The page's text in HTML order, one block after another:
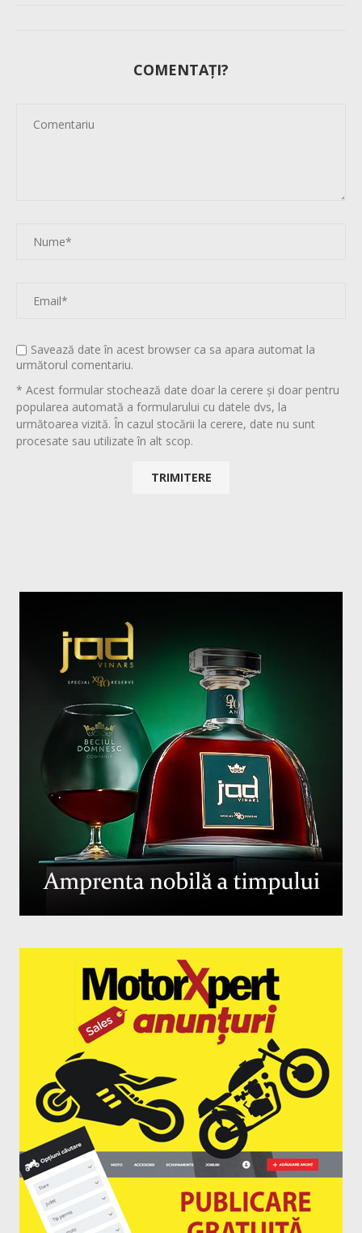
COMENTAȚI?
Savează date în acest browser ca sa apara automat la
următorul comentariu.
* Acest formular stochează date doar la cerere și doar pentru
popularea automată a formularului cu datele dvs, la
următoarea vizită. În cazul stocării la cerere, date nu sunt
procesate sau utilizate în alt scop.